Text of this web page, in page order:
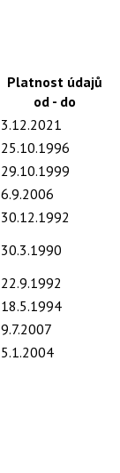
Platnost údajů
od - do
3.12.2021
25.10.1996
29.10.1999
6.9.2006
30.12.1992
30.3.1990
22.9.1992
18.5.1994
9.7.2007
5.1.2004